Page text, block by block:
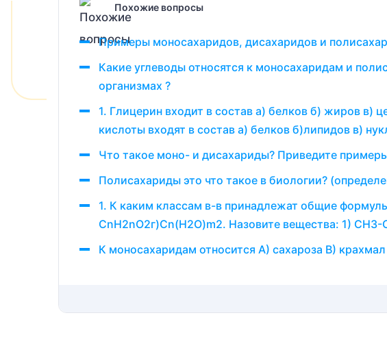
Похожие вопросы
Примеры моносахаридов, дисахаридов и
Какие углеводы относятся к моносахаридам и
организмах ?
1. Глицерин входит в состав а) белков б) жиров
кислоты входят в состав а) белков б)липидов в)
Что такое моно- и дисахариды? Приведите
Полисахариды это что такое в биологии?
1. К каким классам в-в принадлежат общие
CnH2nO2г)Cn(H2O)m2. Назовите вещества: 1) CH3-
К моносахаридам относится A) сахароза B)